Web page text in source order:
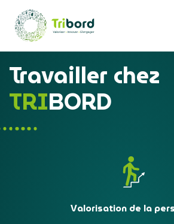
Accueil»Travailler chez TRIBORD
Travailler chez
TRIBORD
Valorisation de la